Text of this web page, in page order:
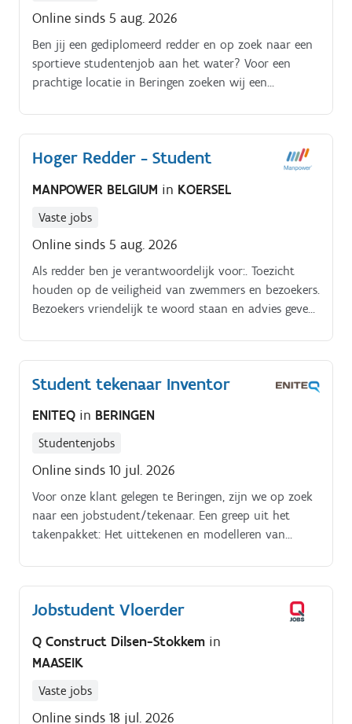
Online sinds 5 aug. 2026
Ben jij een gediplomeerd redder en op zoek naar een
sportieve studentenjob aan het water? Voor een
prachtige locatie in Beringen zoeken wij een
Hoger Redder - Student
MANPOWER BELGIUM in KOERSEL
Vaste jobs
Online sinds 5 aug. 2026
Als redder ben je verantwoordelijk voor:. Toezicht
houden op de veiligheid van zwemmers en bezoekers.
Bezoekers vriendelijk te woord staan en advies geven.
van veiligheids en hygiënemaatregelen.
Student tekenaar Inventor
ENITEQ in BERINGEN
Studentenjobs
Online sinds 10 jul. 2026
Voor onze klant gelegen te Beringen, zijn we op zoek
naar een jobstudent/tekenaar. Een greep uit het
takenpakket: Het uittekenen en modelleren van
Jobstudent Vloerder
Q Construct Dilsen-Stokkem in
MAASEIK
Vaste jobs
Online sinds 18 jul. 2026